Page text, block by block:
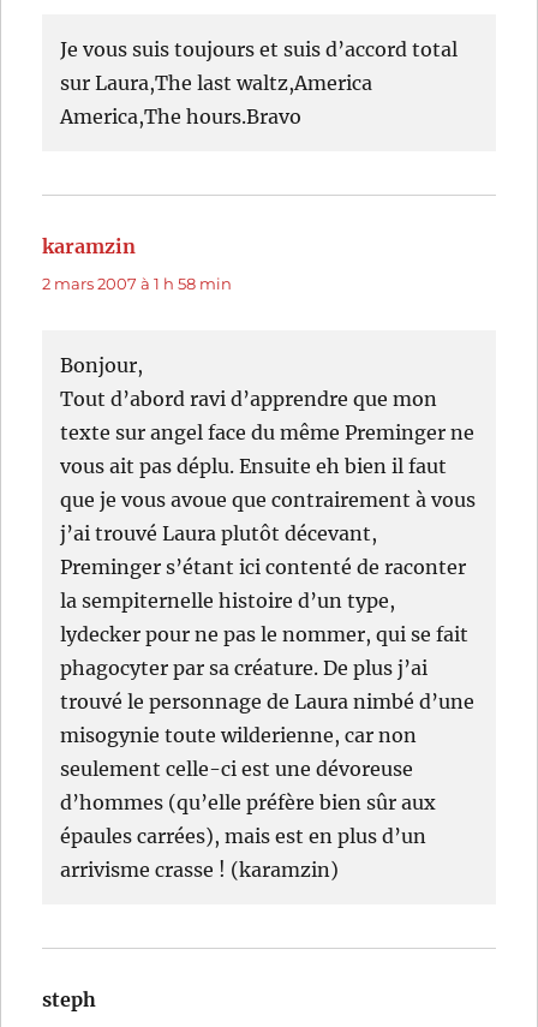
Je vous suis toujours et suis d’accord total
sur Laura,The last waltz,America
America,The hours.Bravo
karamzin
2 mars 2007 à 1 h 58 min
Bonjour,
Tout d’abord ravi d’apprendre que mon
texte sur angel face du même Preminger ne
vous ait pas déplu. Ensuite eh bien il faut
que je vous avoue que contrairement à vous
j’ai trouvé Laura plutôt décevant,
Preminger s’étant ici contenté de raconter
la sempiternelle histoire d’un type,
lydecker pour ne pas le nommer, qui se fait
phagocyter par sa créature. De plus j’ai
trouvé le personnage de Laura nimbé d’une
misogynie toute wilderienne, car non
seulement celle-ci est une dévoreuse
d’hommes (qu’elle préfère bien sûr aux
épaules carrées), mais est en plus d’un
arrivisme crasse ! (karamzin)
steph